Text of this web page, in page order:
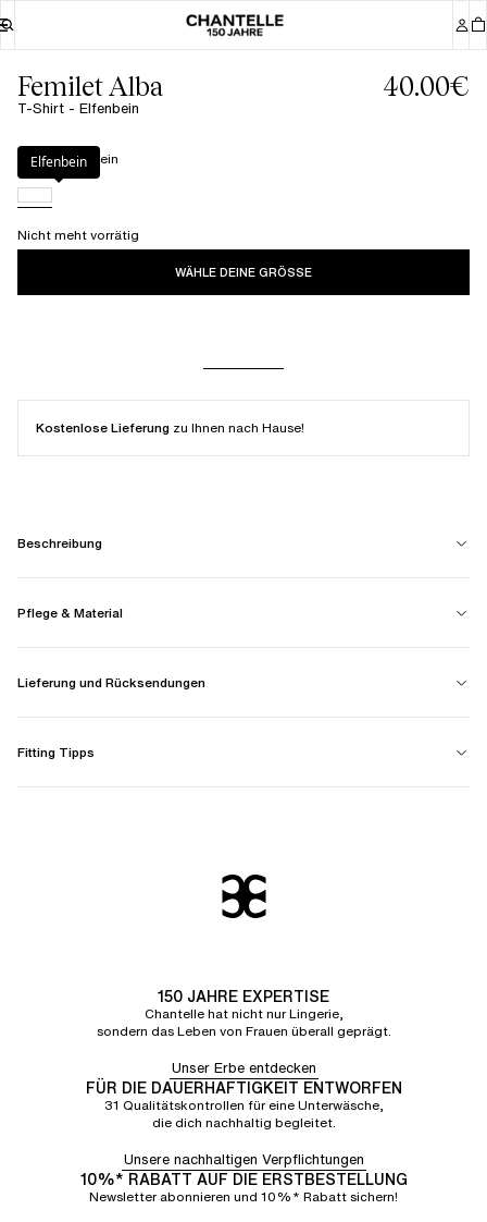
Femilet Alba
T-Shirt - Elfenbein
40.00€
Farbe:Elfenbein
Elfenbein
Nicht meht vorrätig
WÄHLE DEINE GRÖSSE
Kostenlose Lieferung zu Ihnen nach Hause!
Beschreibung
Pflege & Material
Lieferung und Rücksendungen
Fitting Tipps
150 JAHRE EXPERTISE
Chantelle hat nicht nur Lingerie,
sondern das Leben von Frauen überall geprägt.
Unser Erbe entdecken
FÜR DIE DAUERHAFTIGKEIT ENTWORFEN
31 Qualitätskontrollen für eine Unterwäsche,
die dich nachhaltig begleitet.
Unsere nachhaltigen Verpflichtungen
10%* RABATT AUF DIE ERSTBESTELLUNG
Newsletter abonnieren und 10%* Rabatt sichern!